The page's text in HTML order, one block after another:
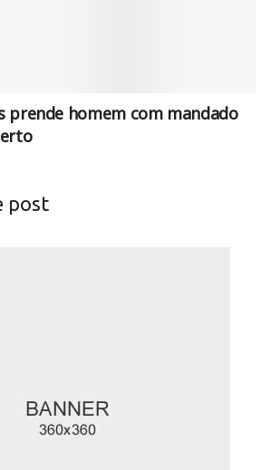
prende homem com mandado
post